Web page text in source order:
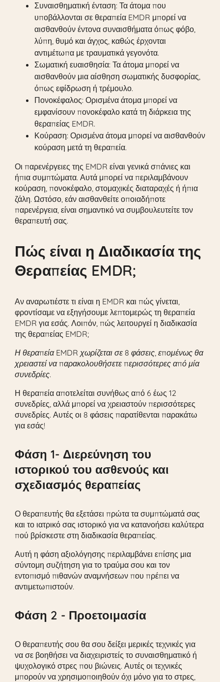
Συναισθηματική ένταση: Τα άτομα που
υποβάλλονται σε θεραπεία EMDR μπορεί να
αισθανθούν έντονα συναισθήματα όπως φόβο,
λύπη, θυμό και άγχος, καθώς έρχονται
αντιμέτωπα με τραυματικά γεγονότα.
Σωματική ευαισθησία: Τα άτομα μπορεί να
αισθανθούν μια αίσθηση σωματικής δυσφορίας,
όπως εφίδρωση ή τρέμουλο.
Πονοκέφαλος: Ορισμένα άτομα μπορεί να
εμφανίσουν πονοκέφαλο κατά τη διάρκεια της
θεραπείας EMDR.
Κούραση: Ορισμένα άτομα μπορεί να αισθανθούν
κούραση μετά τη θεραπεία.
Οι παρενέργειες της EMDR είναι γενικά σπάνιες και
ήπια συμπτώματα. Αυτά μπορεί να περιλαμβάνουν
κούραση, πονοκέφαλο, στομαχικές διαταραχές ή ήπια
ζάλη. Ωστόσο, εάν αισθανθείτε οποιαδήποτε
παρενέργεια, είναι σημαντικό να συμβουλευτείτε τον
θεραπευτή σας.
Πώς είναι η Διαδικασία της
Θεραπείας EMDR;
Αν αναρωτιέστε τι είναι η EMDR και πώς γίνεται,
φροντίσαμε να εξηγήσουμε λεπτομερώς τη θεραπεία
EMDR για εσάς. Λοιπόν, πώς λειτουργεί η διαδικασία
της θεραπείας EMDR;
Η θεραπεία EMDR χωρίζεται σε 8 φάσεις, επομένως θα
χρειαστεί να παρακολουθήσετε περισσότερες από μία
συνεδρίες.
Η θεραπεία αποτελείται συνήθως από 6 έως 12
συνεδρίες, αλλά μπορεί να χρειαστούν περισσότερες
συνεδρίες. Αυτές οι 8 φάσεις παρατίθενται παρακάτω
για εσάς!
Φάση 1- Διερεύνηση του
ιστορικού του ασθενούς και
σχεδιασμός θεραπείας
Ο θεραπευτής θα εξετάσει πρώτα τα συμπτώματά σας
και το ιατρικό σας ιστορικό για να κατανοήσει καλύτερα
πού βρίσκεστε στη διαδικασία θεραπείας.
Αυτή η φάση αξιολόγησης περιλαμβάνει επίσης μια
σύντομη συζήτηση για το τραύμα σου και τον
εντοπισμό πιθανών αναμνήσεων που πρέπει να
αντιμετωπιστούν.
Φάση 2 - Προετοιμασία
Ο θεραπευτής σου θα σου δείξει μερικές τεχνικές για
να σε βοηθήσει να διαχειριστείς το συναισθηματικό ή
ψυχολογικό στρες που βιώνεις. Αυτές οι τεχνικές
μπορούν να χρησιμοποιηθούν όχι μόνο για το στρες,